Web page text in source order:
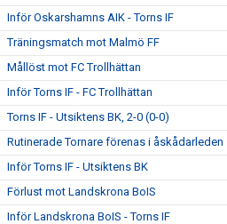
Inför Oskarshamns AIK - Torns IF
Träningsmatch mot Malmö FF
Mållöst mot FC Trollhättan
Inför Torns IF - FC Trollhättan
Torns IF - Utsiktens BK, 2-0 (0-0)
Rutinerade Tornare förenas i åskådarleden
Inför Torns IF - Utsiktens BK
Förlust mot Landskrona BoIS
Inför Landskrona BoIS - Torns IF